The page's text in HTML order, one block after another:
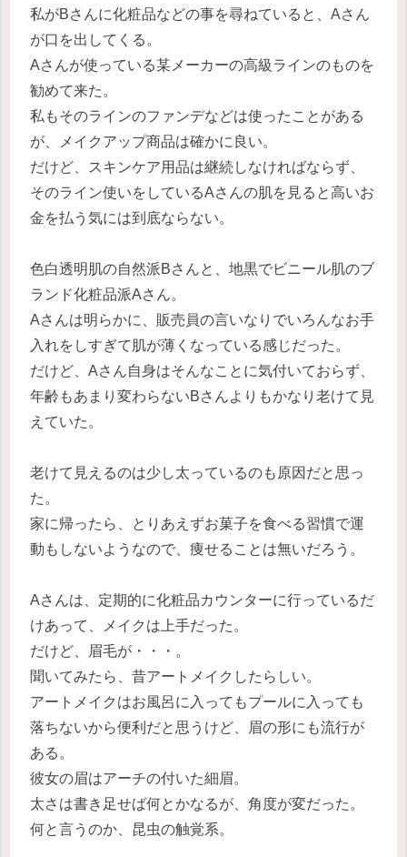
私がBさんに化粧品などの事を尋ねていると、Aさん
が口を出してくる。
Aさんが使っている某メーカーの高級ラインのものを
勧めて来た。
私もそのラインのファンデなどは使ったことがある
が、メイクアップ商品は確かに良い。
だけど、スキンケア用品は継続しなければならず、
そのライン使いをしているAさんの肌を見ると高いお
金を払う気には到底ならない。
色白透明肌の自然派Bさんと、地黒でビニール肌のブ
ランド化粧品派Aさん。
Aさんは明らかに、販売員の言いなりでいろんなお手
入れをしすぎて肌が薄くなっている感じだった。
だけど、Aさん自身はそんなことに気付いておらず、
年齢もあまり変わらないBさんよりもかなり老けて見
えていた。
老けて見えるのは少し太っているのも原因だと思っ
た。
家に帰ったら、とりあえずお菓子を食べる習慣で運
動もしないようなので、痩せることは無いだろう。
Aさんは、定期的に化粧品カウンターに行っているだ
けあって、メイクは上手だった。
だけど、眉毛が・・・。
聞いてみたら、昔アートメイクしたらしい。
アートメイクはお風呂に入ってもプールに入っても
落ちないから便利だと思うけど、眉の形にも流行が
ある。
彼女の眉はアーチの付いた細眉。
太さは書き足せば何とかなるが、角度が変だった。
何と言うのか、昆虫の触覚系。